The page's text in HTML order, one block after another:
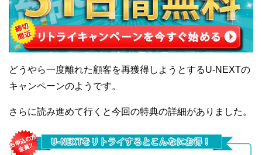
どうやら一度離れた顧客を再獲得しようとするU-NEXTの
キャンペーンのようです。
さらに読み進めて行くと今回の特典の詳細がありました。